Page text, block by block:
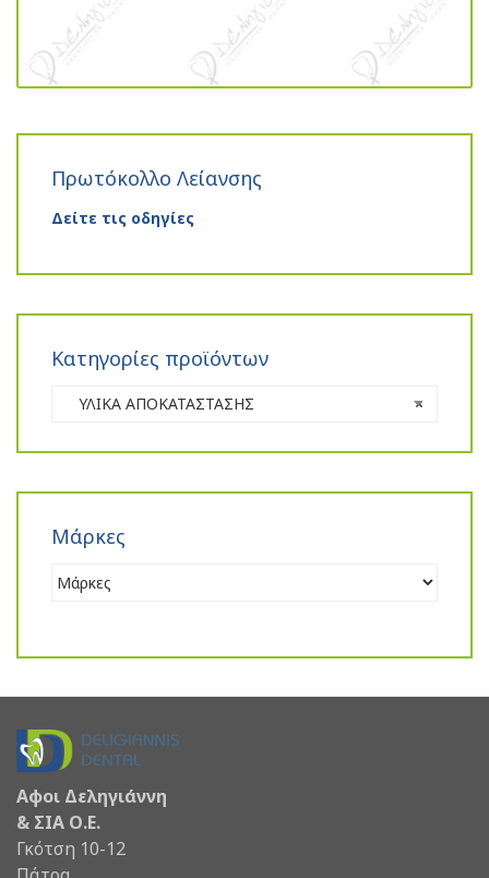
Πρωτόκολλο Λείανσης
Δείτε τις οδηγίες
Κατηγορίες προϊόντων
×
ΥΛΙΚΑ ΑΠΟΚΑΤΑΣΤΑΣΗΣ
Μάρκες
Αφοι Δεληγιάννη
& ΣΙΑ Ο.Ε.
Γκότση 10-12